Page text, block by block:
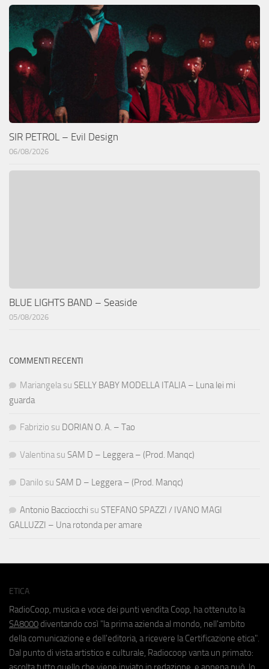
SIR PETROL – Evil Design
06/08/2026
BLUE LIGHTS BAND – Seaside
05/08/2026
COMMENTI RECENTI
Mariangela su SELLY BABY MODELLA ITALIA – Luna lei mi
guarda
Fabrizio su DORIAN O. A. – Tao
Valentina su SAM D – Leggera – (Prod. Manqc)
Danilo su SAM D – Leggera – (Prod. Manqc)
Antonio Bacciocchi su STEFANO SPAZZI / IVANO MAGI
GALLUZZI – Una rotonda per amare
ETICA
RadioCoop, musica e voce dei punti vendita Coop, ha ottenuto la
SA8000 diventando così "la prima azienda al mondo, nell'ambito
della comunicazione e dell'editoria, a ricevere la Certificazione etica".
Dal punto di vista artistico e culturale, Radiocoop vanta un primato: